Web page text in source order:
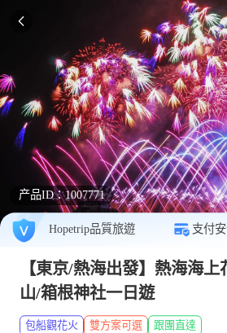
产品ID：1007771
Hopetrip品質旅遊 支付
【東京/熱海出發】熱海海
山/箱根神社一日遊
包船觀花火 雙方案可選 跟團直達